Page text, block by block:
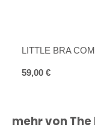
LITTLE BRA
Regulärer Preis:
59,00 €
Produktgalerie
mehr von